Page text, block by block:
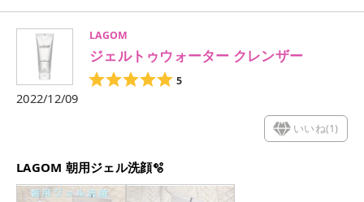
ハーバリズム、毎日が晩餐もだいすきで 季節によって変えて使
って楽しんでいます☺︎ ハーバリズムは夏場、毎日が晩餐は秋
冬。 天使の優しさは春~秋に使うことが多いです。 中でも天使
の優しさは １年通して、そして個人的に肌質を１番選ばないか
なと思います。 購入する際はぜひ店舗に行って店員さんに相談
しながら購入してみてください☁️ 自分の肌悩みに合ったものを
いで取っておくといいかなと思います🐨 #ラッシュ#LUSH#天
使の優しさ#スクラブ洗顔#肌荒れ#トーンアップ#くすみ#毛穴
LAGOM
ジェルトゥウォーター クレンザー
5
2022/12/09
いいね(1)
LAGOM 朝用ジェル洗顔🫧